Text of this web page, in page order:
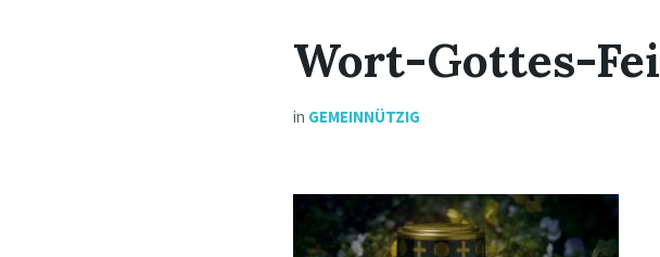
Wort-Gottes-
in GEMEINNÜTZIG